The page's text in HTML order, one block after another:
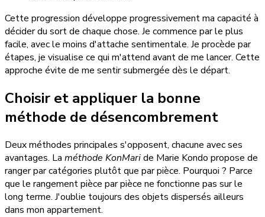
Cette progression développe progressivement ma capacité à
décider du sort de chaque chose. Je commence par le plus
facile, avec le moins d'attache sentimentale. Je procède par
étapes, je visualise ce qui m'attend avant de me lancer. Cette
approche évite de me sentir submergée dès le départ.
Choisir et appliquer la bonne
méthode de désencombrement
Deux méthodes principales s'opposent, chacune avec ses
avantages. La méthode KonMaride Marie Kondo propose de
ranger par catégories plutôt que par pièce. Pourquoi ? Parce
que le rangement pièce par pièce ne fonctionne pas sur le
long terme. J'oublie toujours des objets dispersés ailleurs
dans mon appartement.